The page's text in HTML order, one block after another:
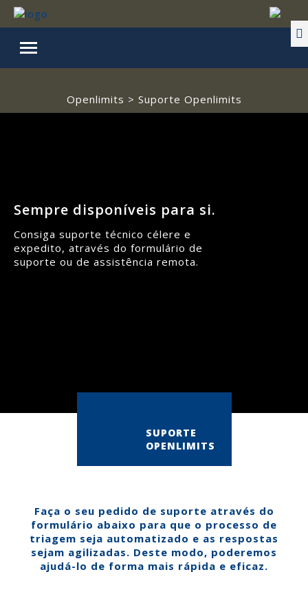
Openlimits > Suporte Openlimits
Sempre disponíveis para si.
Consiga suporte técnico célere e
expedito, através do formulário de
suporte ou de assistência remota.
SUPORTE
OPENLIMITS
Faça o seu pedido de suporte através do
formulário abaixo para que o processo de
triagem seja automatizado e as respostas
sejam agilizadas. Deste modo, poderemos
ajudá-lo de forma mais rápida e eficaz.